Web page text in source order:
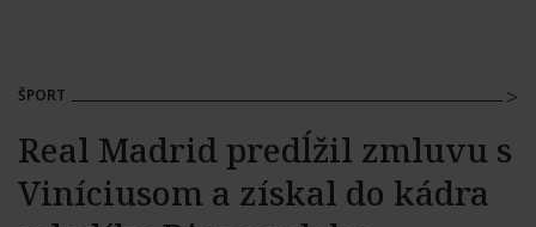
ŠPORT